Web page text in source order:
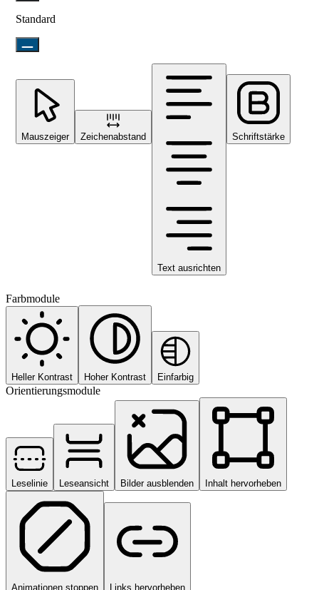
Standard
Mauszeiger Zeichenabstand
Text ausrichten
Schriftstärke
Farbmodule
Heller Kontrast Hoher Kontrast Einfarbig
Orientierungsmodule
Leselinie Leseansicht Bilder ausblenden Inhalt hervorheben
Animationen stoppen Links hervorheben